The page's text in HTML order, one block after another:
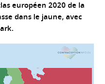
européen 2020 de la
dans le jaune, avec